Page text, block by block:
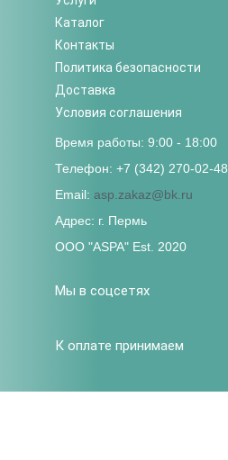
Каталог
Контакты
Политика безопасности
Доставка
Условия соглашения
Время работы: 9:00 - 18:00
Телефон: +7 (342) 270-02-48
Email:asp.zakaz@bk.ru
Адрес: г. Пермь
ООО "ASPA" Est. 2020
Мы в соцсетях
К оплате принимаем